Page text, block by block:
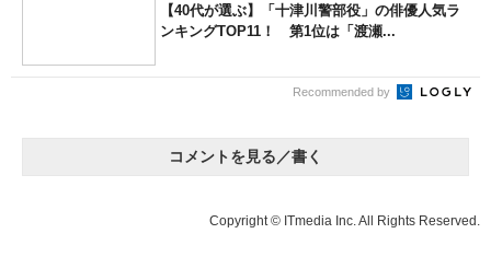
【40代が選ぶ】「十津川警部役」の俳優人気ラ
ンキングTOP11！ 第1位は「渡瀬...
Recommended by
コメントを見る／書く
Copyright © ITmedia Inc. All Rights Reserved.